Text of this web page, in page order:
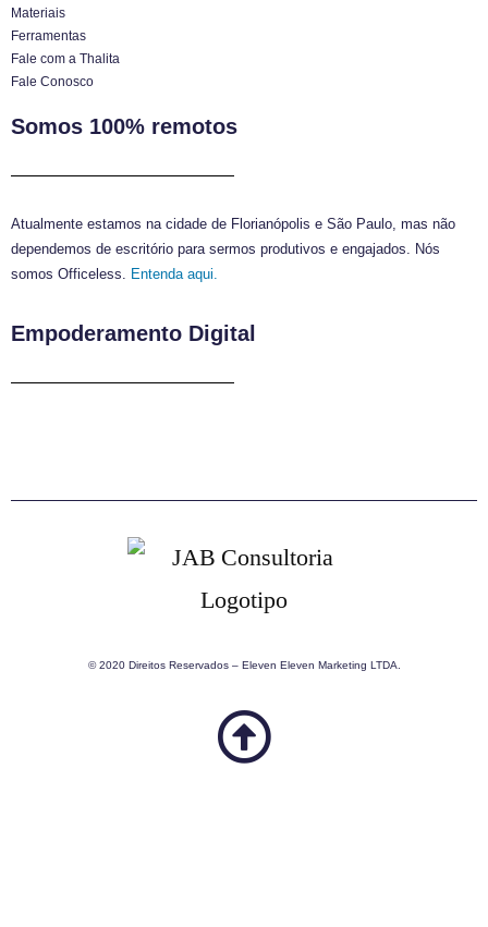
Materiais
Ferramentas
Fale com a Thalita
Fale Conosco
Somos 100% remotos
Atualmente estamos na cidade de Florianópolis e São Paulo, mas não
dependemos de escritório para sermos produtivos e engajados. Nós
somos Officeless. Entenda aqui.
Empoderamento Digital
© 2020 Direitos Reservados – Eleven Eleven Marketing LTDA.